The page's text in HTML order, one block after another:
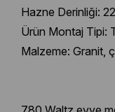
Hazne Derinliği:
Ürün Montaj Tipi:
Malzeme: Granit,